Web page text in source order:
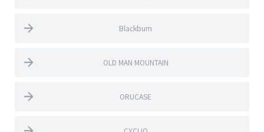
Blackburn
OLD MAN MOUNTAIN
ORUCASE